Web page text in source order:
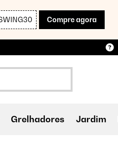
Compre agora
Grelhadores Jardim